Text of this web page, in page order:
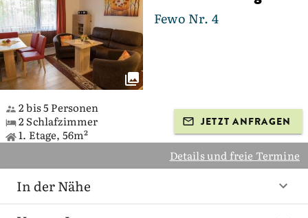
Fewo Nr. 4
2 bis 5 Personen
2 Schlafzimmer
1. Etage, 56m²
JETZT ANFRAGEN
Details und freie Termine
In der Nähe